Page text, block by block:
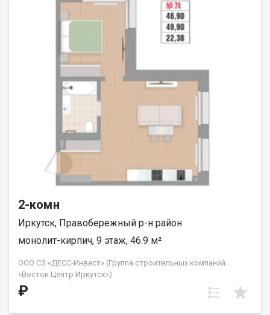
правильной прямоугольной формы, одна из спален в части
этажей имеет выход на французский балкон с видом на ул.
Култукскую и исторический центр города. ООО СЗ «ДЕСС-
Инвест» (Группа строительных компаний «Восток Центр
2-комн
Иркутск, Правобережный р-н район
монолит-кирпич, 9 этаж, 46.9 м²
ООО СЗ «ДЕСС-Инвест» (Группа строительных компаний
«Восток Центр Иркутск»)
₽